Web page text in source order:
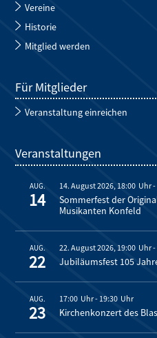
Vereine
Historie
Mitglied werden
Für Mitglieder
Veranstaltung einreichen
Veranstaltungen
AUG.
14
14. August 2026, 18:00 -
Sommerfest der
Musikanten Konfeld
AUG.
22
22. August 2026, 19:00 -
Jubiläumsfest 105
AUG.
23
17:00 - 19:30
Kirchenkonzert des